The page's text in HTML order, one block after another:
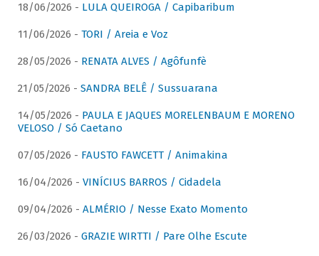
18/06/2026 - LULA QUEIROGA / Capibaribum
11/06/2026 - TORI / Areia e Voz
28/05/2026 - RENATA ALVES / Agôfunfè
21/05/2026 - SANDRA BELÊ / Sussuarana
14/05/2026 - PAULA E JAQUES MORELENBAUM E MORENO
VELOSO / Só Caetano
07/05/2026 - FAUSTO FAWCETT / Animakina
16/04/2026 - VINÍCIUS BARROS / Cidadela
09/04/2026 - ALMÉRIO / Nesse Exato Momento
26/03/2026 - GRAZIE WIRTTI / Pare Olhe Escute